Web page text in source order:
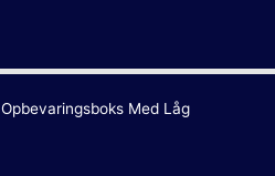
Opbevaringsboks Med Låg